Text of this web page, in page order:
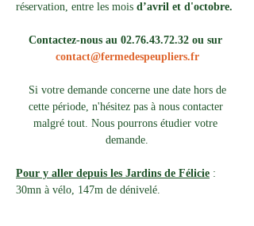
réservation, entre les mois d’avril et d'octobre.
Contactez-nous au 02.76.43.72.32 ou sur
contact@fermedespeupliers.fr
Si votre demande concerne une date hors de
cette période, n'hésitez pas à nous contacter
malgré tout. Nous pourrons étudier votre
demande.
Pour y aller depuis les Jardins de Félicie :
30mn à vélo, 147m de dénivelé.